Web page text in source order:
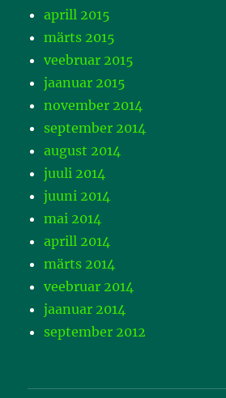
aprill 2015
märts 2015
veebruar 2015
jaanuar 2015
november 2014
september 2014
august 2014
juuli 2014
juuni 2014
mai 2014
aprill 2014
märts 2014
veebruar 2014
jaanuar 2014
september 2012